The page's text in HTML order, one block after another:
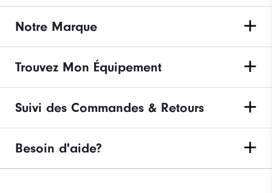
Notre Marque
Trouvez Mon Équipement
Suivi des Commandes & Retours
Besoin d'aide?